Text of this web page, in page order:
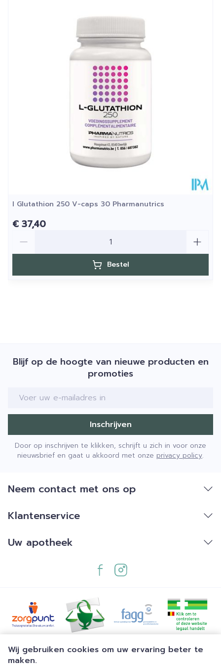
Wij gebruiken cookies om uw ervaring beter te
maken.
(Vitis vinifera L.)
Bioflavonoïden Citrusbioflavonoïden
Healthberry extract
Druivenextract (Vitis
126 mm
21
Dieetbeperkingen
Glutenvrij, Lactosevrij,
Sojavrij, Vegan
Kamertemperatuur (15°C
- 25°C)
l Glutathion 250 V-caps 30 Pharmanutrics
€ 37,40
Bestel
Blijf op de hoogte van nieuwe producten en
promoties
E-mail adres
Inschrijven
Door op inschrijven te klikken, schrijft u zich in voor onze
nieuwsbrief en gaat u akkoord met onze privacy policy.
Neem contact met ons op
Klantenservice
Uw apotheek
Juridische links